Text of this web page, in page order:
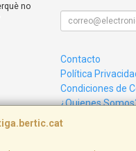
no
Contacto
Política
Condiciones de
¿Quienes